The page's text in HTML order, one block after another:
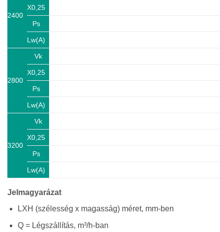
2400
X0,25
Ps
Lw(A)
2800
Vk
X0,25
Ps
Lw(A)
3200
Vk
X0,25
Ps
Lw(A)
Jelmagyarázat
LXH (szélesség x magasság) méret, mm-ben
Q = Légszállítás, m³/h-ban